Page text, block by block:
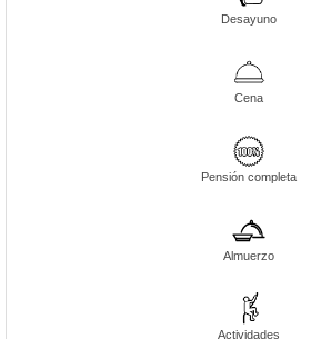
Desayuno
Cena
Pensión completa
Almuerzo
Actividades